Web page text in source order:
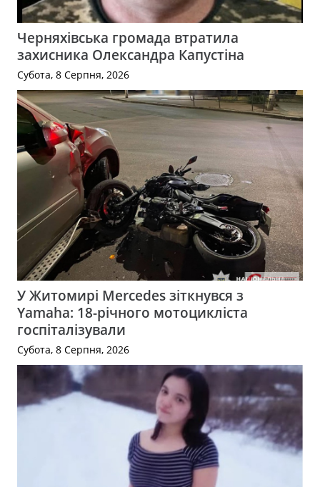
Черняхівська громада втратила
захисника Олександра Капустіна
Субота, 8 Серпня, 2026
У Житомирі Mercedes зіткнувся з
Yamaha: 18-річного мотоцикліста
госпіталізували
Субота, 8 Серпня, 2026